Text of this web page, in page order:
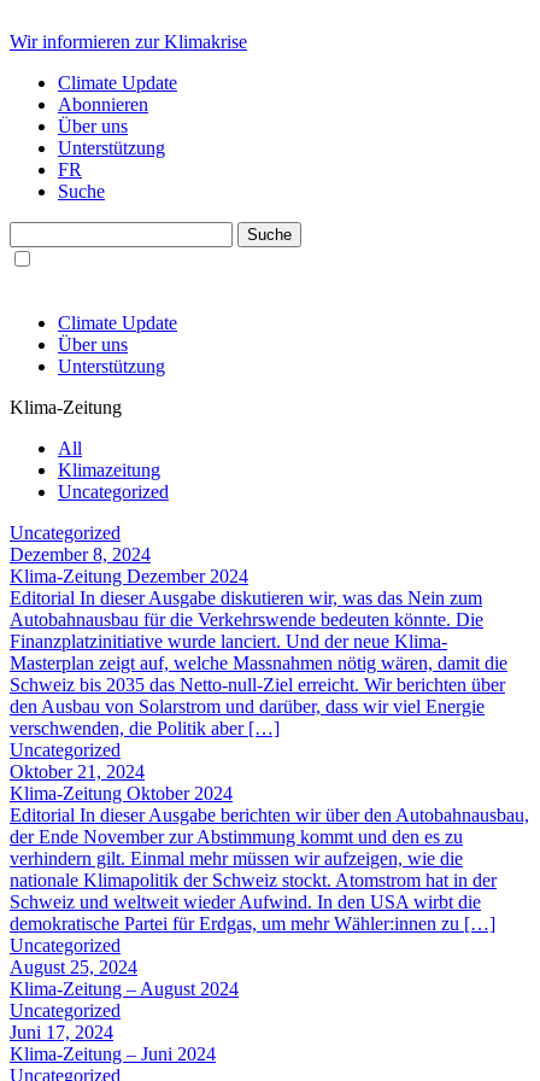
Wir informieren zur Klimakrise
Climate Update
Abonnieren
Über uns
Unterstützung
FR
Suche
Climate Update
Über uns
Unterstützung
Klima-Zeitung
All
Klimazeitung
Uncategorized
Uncategorized
Dezember 8, 2024
Klima-Zeitung Dezember 2024
Editorial In dieser Ausgabe diskutieren wir, was das Nein zum
Autobahnausbau für die Verkehrswende bedeuten könnte. Die
Finanzplatzinitiative wurde lanciert. Und der neue Klima-
Masterplan zeigt auf, welche Massnahmen nötig wären, damit die
Schweiz bis 2035 das Netto-null-Ziel erreicht. Wir berichten über
den Ausbau von Solarstrom und darüber, dass wir viel Energie
verschwenden, die Politik aber […]
Uncategorized
Oktober 21, 2024
Klima-Zeitung Oktober 2024
Editorial In dieser Ausgabe berichten wir über den Autobahnausbau,
der Ende November zur Abstimmung kommt und den es zu
verhindern gilt. Einmal mehr müssen wir aufzeigen, wie die
nationale Klimapolitik der Schweiz stockt. Atomstrom hat in der
Schweiz und weltweit wieder Aufwind. In den USA wirbt die
demokratische Partei für Erdgas, um mehr Wähler:innen zu […]
Uncategorized
August 25, 2024
Klima-Zeitung – August 2024
Uncategorized
Juni 17, 2024
Klima-Zeitung – Juni 2024
Uncategorized